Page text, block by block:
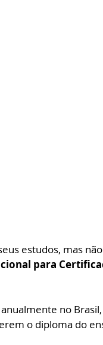
estudos, mas
para
no
o diploma do